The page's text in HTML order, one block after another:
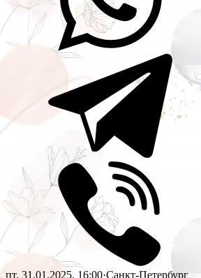
пт. 31.01.2025, 16:00·Санкт-Петербург